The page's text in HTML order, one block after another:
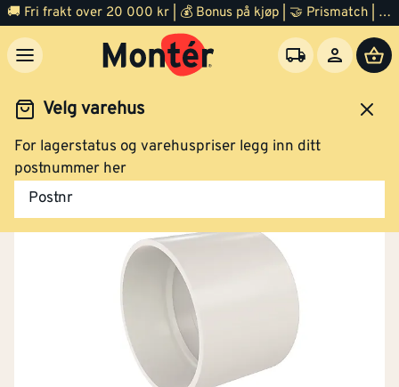
🚚 Fri frakt over 20 000 kr | 💰 Bonus på kjøp | 🤝 Prismatch | ⭐ 100% fornøyd garanti | 🏪 140 byggevarehus
Velg varehus
For lagerstatus og varehuspriser legg inn ditt
postnummer her
Postnr
Verktøy Støvsuger